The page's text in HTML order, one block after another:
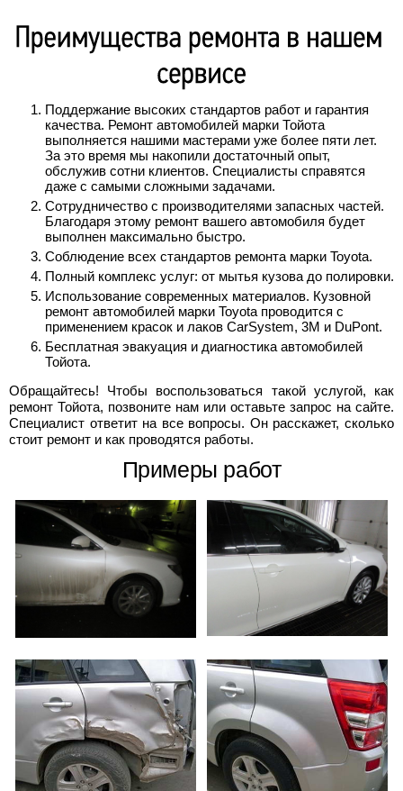
Поддержание высоких стандартов работ и гарантия
качества. Ремонт автомобилей марки Тойота
выполняется нашими мастерами уже более пяти лет.
За это время мы накопили достаточный опыт,
обслужив сотни клиентов. Специалисты справятся
даже с самыми сложными задачами.
Сотрудничество с производителями запасных частей.
Благодаря этому ремонт вашего автомобиля будет
выполнен максимально быстро.
Соблюдение всех стандартов ремонта марки Toyota.
Полный комплекс услуг: от мытья кузова до полировки.
Использование современных материалов. Кузовной
ремонт автомобилей марки Toyota проводится с
применением красок и лаков CarSystem, 3M и DuPont.
Бесплатная эвакуация и диагностика автомобилей
Тойота.
Обращайтесь! Чтобы воспользоваться такой услугой, как
ремонт Тойота, позвоните нам или оставьте запрос на сайте.
Специалист ответит на все вопросы. Он расскажет, сколько
стоит ремонт и как проводятся работы.
Примеры работ